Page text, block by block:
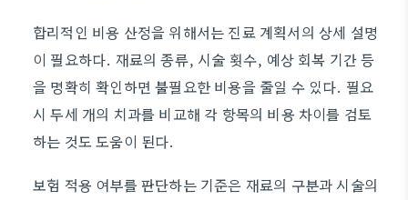
합리적인 비용 산정을 위해서는 진료 계획서의 상세 설명
이 필요하다. 재료의 종류, 시술 횟수, 예상 회복 기간 등
을 명확히 확인하면 불필요한 비용을 줄일 수 있다. 필요
시 두세 개의 치과를 비교해 각 항목의 비용 차이를 검토
하는 것도 도움이 된다.
보험 적용 여부를 판단하는 기준은 재료의 구분과 시술의